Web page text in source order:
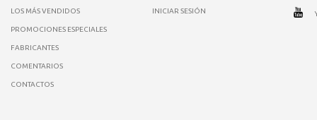
LOS MÁS VENDIDOS
PROMOCIONES ESPECIALES
FABRICANTES
COMENTARIOS
CONTACTOS
INICIAR SESIÓN